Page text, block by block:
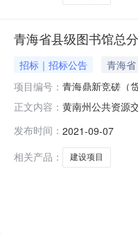
青海省县级图书馆总
招标｜招标公告 青海
项目编号： 青海鼎新竞磋（
正文内容： 黄南州公共资源
采购方式竞争性
发布时间： 2021-09-07
相关产品：
建设项目